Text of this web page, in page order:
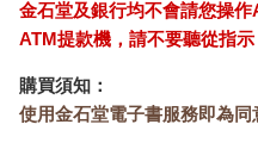
金石堂及銀行均不會請您操
ATM提款機，請不要聽從指示
購買須知：
使用金石堂電子書服務即為同